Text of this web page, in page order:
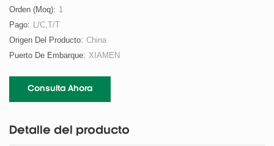
Orden (moq): 1
Pago: L/C,T/T
Origen Del Producto: China
Puerto De Embarque: XIAMEN
Consulta Ahora
Detalle del producto